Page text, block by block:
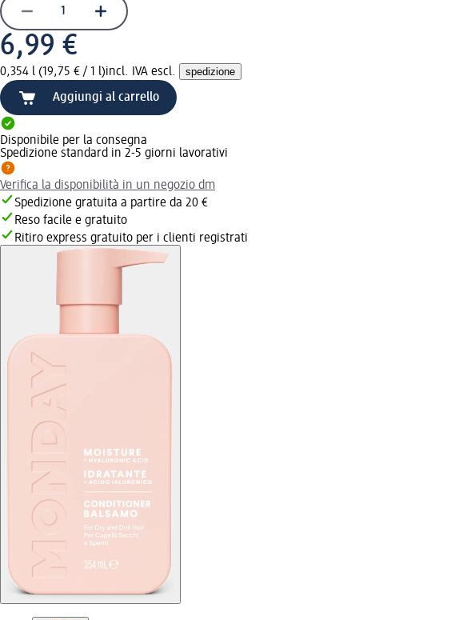
6,99 €
0,354 l (19,75 € / 1 l)incl. IVA escl. spedizione
Aggiungi al carrello
Disponibile per la consegna
Spedizione standard in 2-5 giorni lavorativi
Verifica la disponibilità in un negozio dm
Spedizione gratuita a partire da 20 €
Reso facile e gratuito
Ritiro express gratuito per i clienti registrati